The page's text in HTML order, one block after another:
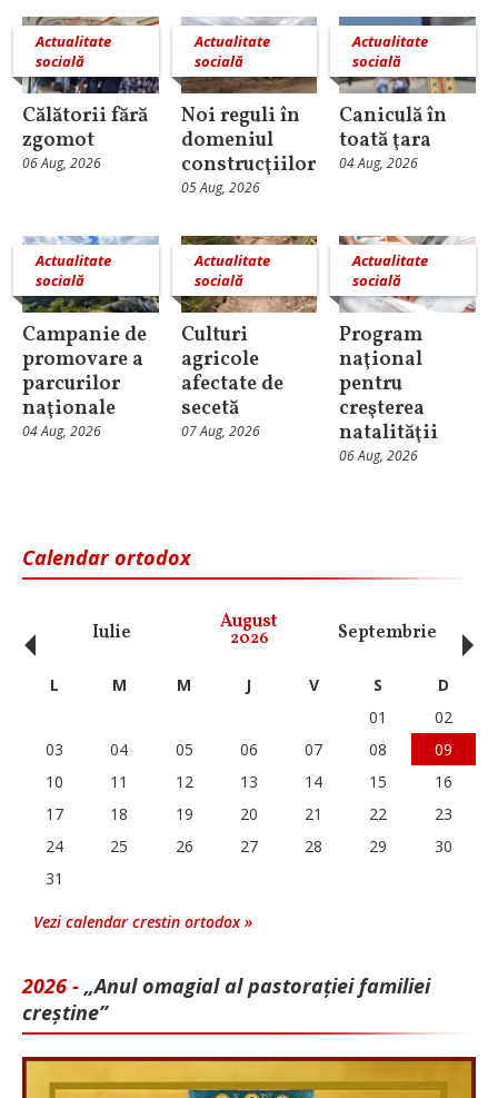
Actualitate
socială
Călătorii fără
zgomot
06 Aug, 2026
Actualitate
socială
Noi reguli în
domeniul
construcţiilor
05 Aug, 2026
Actualitate
socială
Caniculă în
toată ţara
04 Aug, 2026
Actualitate
socială
Campanie de
promovare a
parcurilor
naţionale
04 Aug, 2026
Actualitate
socială
Culturi
agricole
afectate de
secetă
07 Aug, 2026
Actualitate
socială
Program
naţional
pentru
creşterea
natalităţii
06 Aug, 2026
Calendar ortodox
Iulie August
2026 Septembrie
‹ L M M J V S
D
01
02
03
04 05 06 07 08
09
10
11 12 13 14 15
16
17
18 19 20 21 22
23
24
25 26 27 28 29
30
31
Vezi calendar crestin ortodox »
2026 - „Anul omagial al pastorației familiei
creștine”